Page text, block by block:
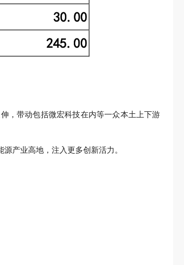
，带动包括微宏科技在内等一众本土上下游
产业高地，注入更多创新活力。